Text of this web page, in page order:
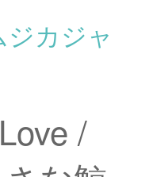
ジカジャ
/